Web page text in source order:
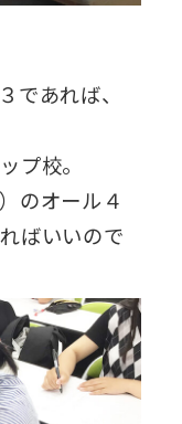
であれば、
プ校。
のオール４
ばいいので